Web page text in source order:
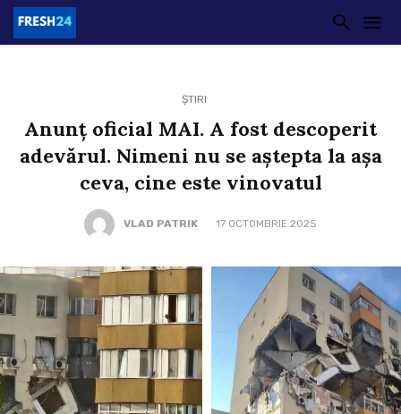
ȘTIRI
Anunț oficial MAI. A fost descoperit
adevărul. Nimeni nu se aștepta la așa
ceva, cine este vinovatul
VLAD PATRIK 17 OCTOMBRIE 2025